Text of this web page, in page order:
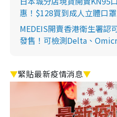
惠！$128買到成人立體口
MEDEIS開賣香港衛生署認
發售！可檢測Delta、
▼緊貼最新疫情消息▼